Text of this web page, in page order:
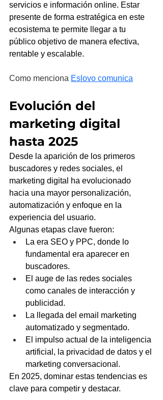
servicios e información online. Estar
presente de forma estratégica en este
ecosistema te permite llegar a tu
público objetivo de manera efectiva,
rentable y escalable.
Como menciona Eslovo comunica
Evolución del
marketing digital
hasta 2025
Desde la aparición de los primeros
buscadores y redes sociales, el
marketing digital ha evolucionado
hacia una mayor personalización,
automatización y enfoque en la
experiencia del usuario.
Algunas etapas clave fueron:
La era SEO y PPC, donde lo
fundamental era aparecer en
buscadores.
El auge de las redes sociales
como canales de interacción y
publicidad.
La llegada del email marketing
automatizado y segmentado.
El impulso actual de la inteligencia
artificial, la privacidad de datos y el
marketing conversacional.
En 2025, dominar estas tendencias es
clave para competir y destacar.